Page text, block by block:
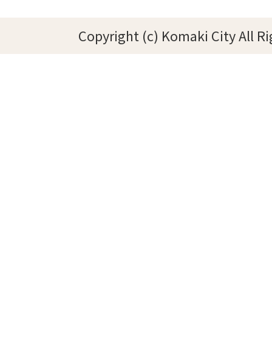
Copyright (c) Komaki City All